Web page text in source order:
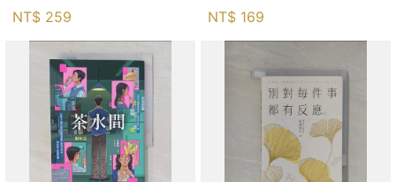
寒盲點，防治疫毒流感的中醫養
命方略！_李璧如
NT$ 259 NT$ 169